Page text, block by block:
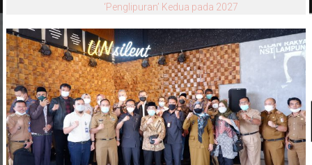
‘Penglipuran’ Kedua pada 2027